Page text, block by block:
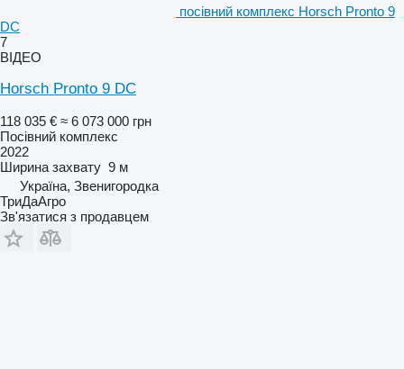
посівний комплекс Horsch Pronto 9
DC
7
ВІДЕО
Horsch Pronto 9 DC
118 035 € ≈ 6 073 000 грн
Посівний комплекс
2022
Ширина захвату 9 м
Україна, Звенигородка
ТриДаАгро
Зв'язатися з продавцем